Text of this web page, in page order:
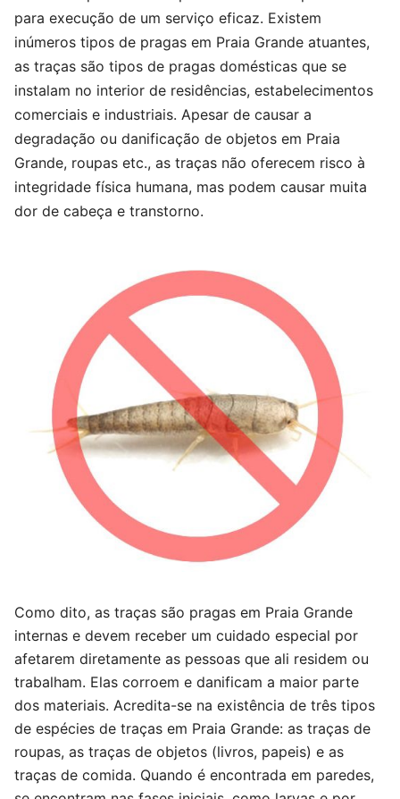
para execução de um serviço eficaz. Existem
inúmeros tipos de pragas em Praia Grande atuantes,
as traças são tipos de pragas domésticas que se
instalam no interior de residências, estabelecimentos
comerciais e industriais. Apesar de causar a
degradação ou danificação de objetos em Praia
Grande, roupas etc., as traças não oferecem risco à
integridade física humana, mas podem causar muita
dor de cabeça e transtorno.
Como dito, as traças são pragas em Praia Grande
internas e devem receber um cuidado especial por
afetarem diretamente as pessoas que ali residem ou
trabalham. Elas corroem e danificam a maior parte
dos materiais. Acredita-se na existência de três tipos
de espécies de traças em Praia Grande: as traças de
roupas, as traças de objetos (livros, papeis) e as
traças de comida. Quando é encontrada em paredes,